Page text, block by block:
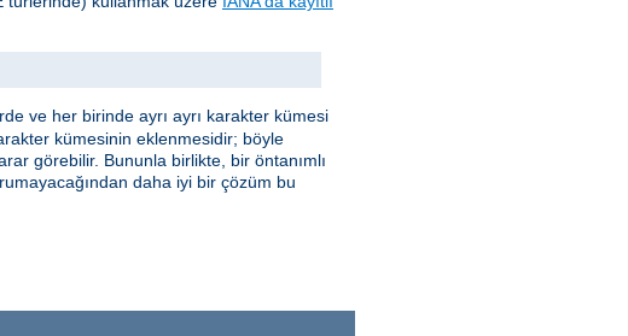
ve her birinde ayrı ayrı karakter kümesi
kümesinin eklenmesidir; böyle
görebilir. Bununla birlikte, bir öntanımlı
daha iyi bir çözüm bu